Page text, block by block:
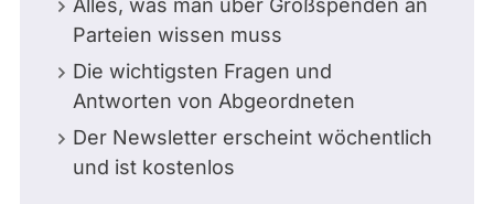
Alles, was man über Großspenden an
Parteien wissen muss
Die wichtigsten Fragen und
Antworten von Abgeordneten
Der Newsletter erscheint wöchentlich
und ist kostenlos